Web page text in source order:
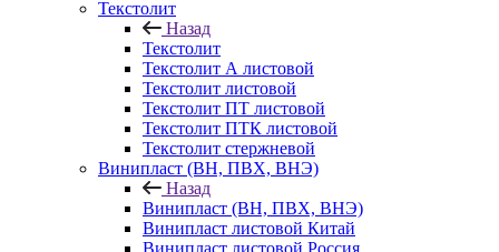
Текстолит
Назад
Текстолит
Текстолит А листовой
Текстолит листовой
Текстолит ПТ листовой
Текстолит ПТК листовой
Текстолит стержневой
Винипласт (ВН, ПВХ, ВНЭ)
Назад
Винипласт (ВН, ПВХ, ВНЭ)
Винипласт листовой Китай